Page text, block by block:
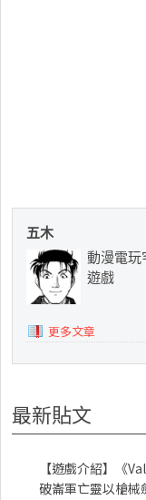
五木
動漫電玩
遊戲
更多文章
最新貼文
【遊戲介紹】《
破崙軍亡靈以槍械